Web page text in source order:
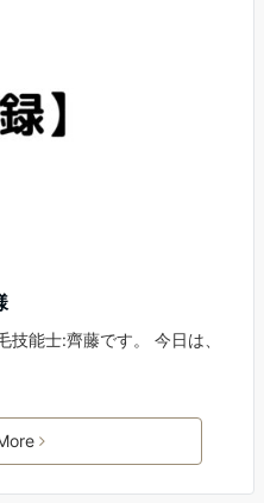
能士:齊藤です。 今日は、